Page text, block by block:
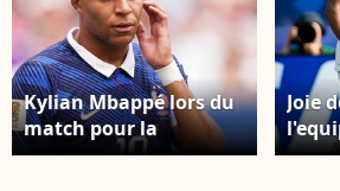
Kylian Mbappé lors du
match pour la
troisième place de la
Joie